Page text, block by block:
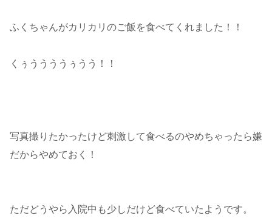
ふくちゃんがカリカリのご飯を食べてくれました！！
くぅううううぅうう！！
写真撮りたかったけど刺激して食べるのやめちゃったら嫌
だからやめておく！
ただどうやら入院中も少しだけど食べていたようです。